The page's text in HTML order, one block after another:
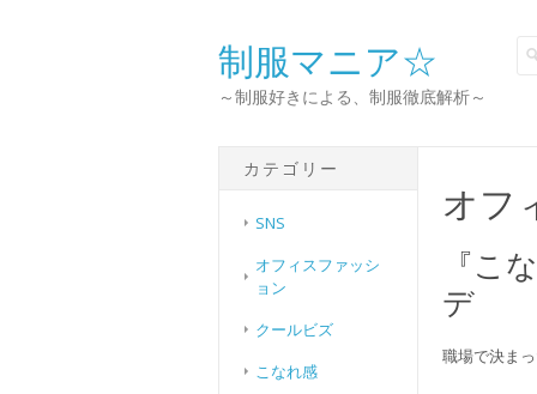
制服マニア☆
～制服好きによる、制服徹底解析～
カテゴリー
SNS
オフィスファッシ
ョン
クールビズ
こなれ感
オフ
『こ
デ
職場で決ま